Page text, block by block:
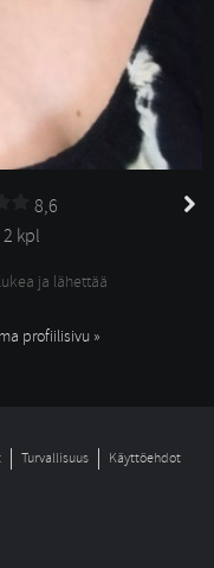
8,6
2 kpl
ja lähettää
profiilisivu »
Turvallisuus
Käyttöehdot